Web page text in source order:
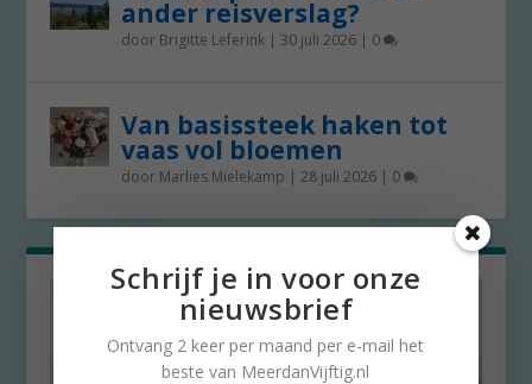
ander reisverslag?
door Brigitte Leferink | 30 juli 2026 | 0
Van basissteek haken tot
vaas vol bloemen
door Marlies Mielekamp |28 juli 2026 | 0
Schrijf je in voor onze
nieuwsbrief
Ontvang 2 keer per maand per e-mail het
beste van MeerdanVijftig.nl